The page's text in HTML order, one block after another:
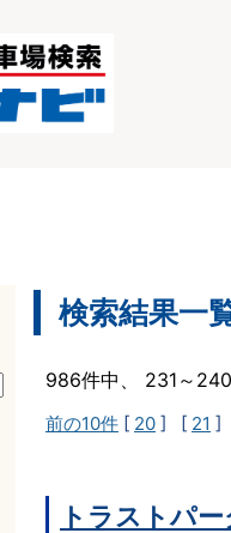
検索結果一
986件中、 231～
前の10件 [ 20 ] [ 21 ]
トラストパ